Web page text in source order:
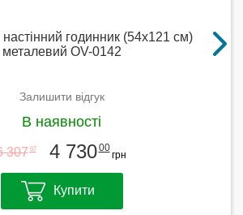
годинник (54х121 см)
металевий OV-0142
Залишити відгук
В наявності
307 67 4 73000
грн
Купити